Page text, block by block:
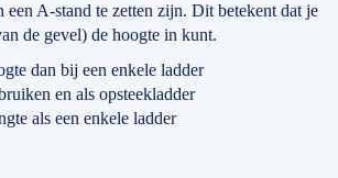
A-stand te zetten zijn. Dit betekent dat je
de gevel) de hoogte in kunt.
dan bij een enkele ladder
en als opsteekladder
als een enkele ladder